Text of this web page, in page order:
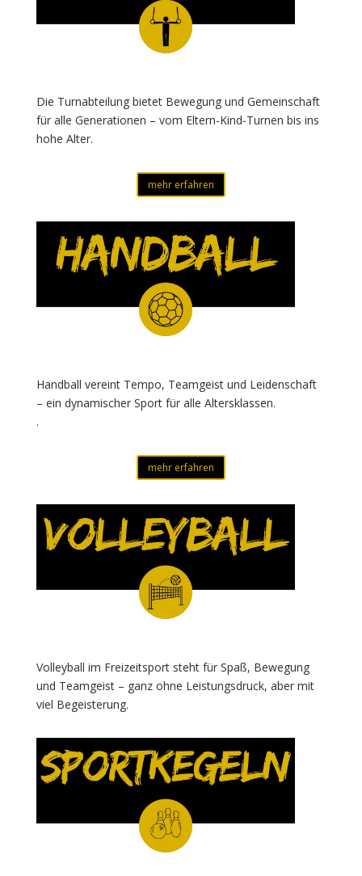
Die Turnabteilung bietet Bewegung und Gemeinschaft
für alle Generationen – vom Eltern-Kind-Turnen bis ins
hohe Alter.
mehr erfahren
Handball vereint Tempo, Teamgeist und Leidenschaft
– ein dynamischer Sport für alle Altersklassen.
.
mehr erfahren
Volleyball im Freizeitsport steht für Spaß, Bewegung
und Teamgeist – ganz ohne Leistungsdruck, aber mit
viel Begeisterung.